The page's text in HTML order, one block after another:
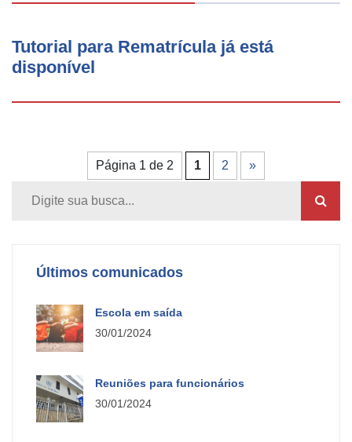
Tutorial para Rematrícula já está
disponível
Página 1 de 2 1 2 »
Últimos comunicados
Escola em saída
30/01/2024
Reuniões para funcionários
30/01/2024